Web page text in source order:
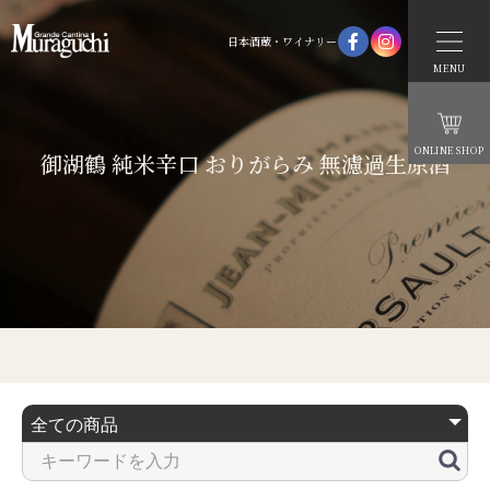
日本酒蔵・ワイナリー
MENU
ONLINE SHOP
御湖鶴 純米辛口 おりがらみ 無濾過生原酒